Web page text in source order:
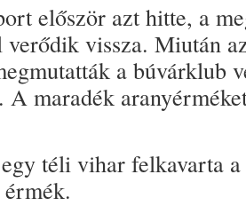
először azt hitte, a
verődik vissza. Miután
a búvárklub
A maradék
téli vihar felkavarta